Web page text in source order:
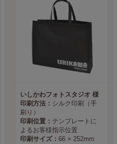
いしかわフォトスタジオ 様
印刷方法： シルク印刷（手
刷り）
印刷位置： テンプレートに
よるお客様指示位置
印刷サイズ： 66 × 252mm